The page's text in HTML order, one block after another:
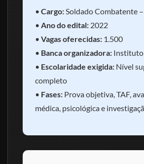
• Cargo: Soldado Combatente
• Ano do edital: 2022
• Vagas oferecidas: 1.500
• Banca organizadora:
• Escolaridade exigida: Nível
completo
• Fases: Prova objetiva, TAF,
médica, psicológica e